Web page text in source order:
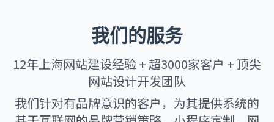
我们的服务
12年上海网站建设经验 + 超3000家客户 + 顶尖
网站设计开发团队
我们针对有品牌意识的客户，为其提供系统的